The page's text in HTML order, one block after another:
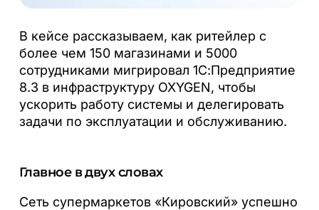
В кейсе рассказываем, как ритейлер с
более чем 150 магазинами и 5000
сотрудниками мигрировал 1С:Предприятие
8.3 в инфраструктуру OXYGEN, чтобы
ускорить работу системы и делегировать
задачи по эксплуатации и обслуживанию.
Главное в двух словах
Сеть супермаркетов «Кировский» успешно